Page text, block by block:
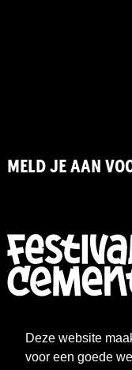
Deze website
voor een goede
MELD JE AAN
WAT WE DOEN